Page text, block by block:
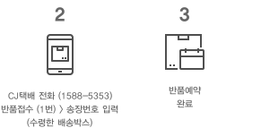
2
CJ택배 전화 (1588-5353)
반품접수 (1번) > 송장번호 입력
(수령한 배송박스)
3
반품예약
완료